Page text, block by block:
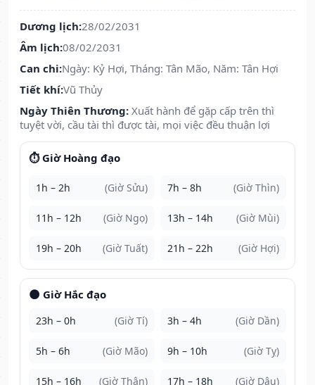
Dương lịch:28/02/2031
Âm lịch:08/02/2031
Can chi:Ngày: Kỷ Hợi, Tháng: Tân Mão, Năm: Tân Hợi
Tiết khí:Vũ Thủy
Ngày Thiên Thương: Xuất hành để gặp cấp trên thì
tuyệt vời, cầu tài thì được tài, mọi việc đều thuận lợi
⏱️ Giờ Hoàng đạo
1h – 2h (Giờ Sửu) 7h – 8h (Giờ Thìn)
11h – 12h (Giờ Ngọ) 13h – 14h (Giờ Mùi)
19h – 20h (Giờ Tuất) 21h – 22h (Giờ Hợi)
🌑 Giờ Hắc đạo
23h – 0h (Giờ Tí) 3h – 4h (Giờ Dần)
5h – 6h (Giờ Mão) 9h – 10h (Giờ Tỵ)
15h – 16h (Giờ Thân) 17h – 18h (Giờ Dậu)